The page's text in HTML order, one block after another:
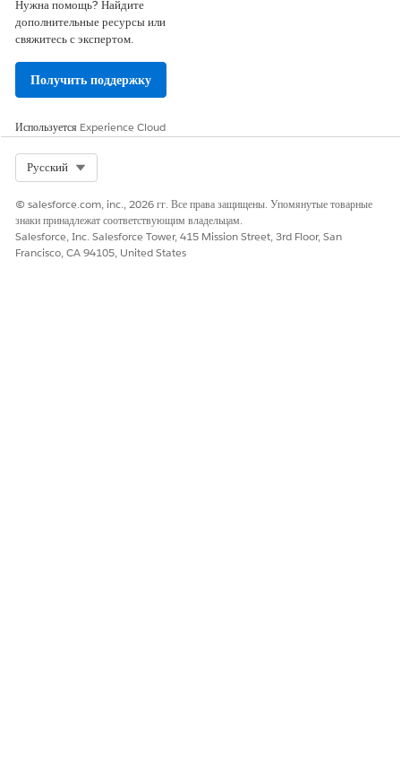
Нужна помощь? Найдите
дополнительные ресурсы или
свяжитесь с экспертом.
Получить поддержку
Используется Experience Cloud
Русский
© salesforce.com, inc., 2026 гг. Все права защищены. Упомянутые товарные
знаки принадлежат соответствующим владельцам.
Salesforce, Inc. Salesforce Tower, 415 Mission Street, 3rd Floor, San
Francisco, CA 94105, United States